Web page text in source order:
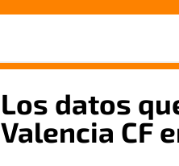
Los datos
Valencia CF